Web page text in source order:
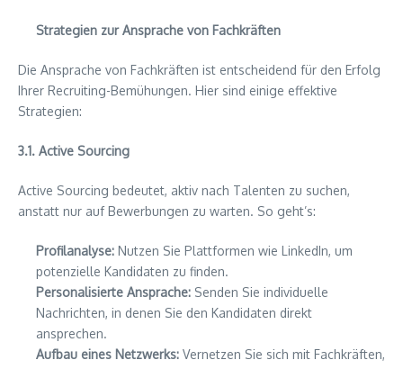
Strategien zur Ansprache von Fachkräften
Die Ansprache von Fachkräften ist entscheidend für den Erfolg
Ihrer Recruiting-Bemühungen. Hier sind einige effektive
Strategien:
3.1. Active Sourcing
Active Sourcing bedeutet, aktiv nach Talenten zu suchen,
anstatt nur auf Bewerbungen zu warten. So geht’s:
Profilanalyse: Nutzen Sie Plattformen wie LinkedIn, um
potenzielle Kandidaten zu finden.
Personalisierte Ansprache: Senden Sie individuelle
Nachrichten, in denen Sie den Kandidaten direkt
ansprechen.
Aufbau eines Netzwerks: Vernetzen Sie sich mit Fachkräften,